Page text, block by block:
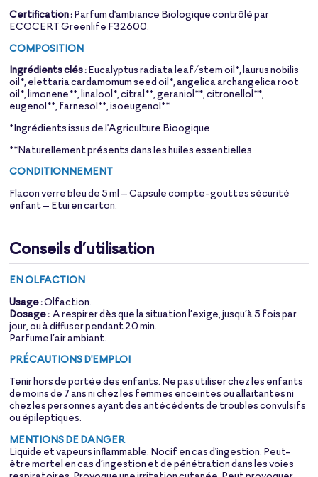
Certification :Parfum d'ambiance Biologique contrôlé par
ECOCERT Greenlife F32600.
COMPOSITION
Ingrédients clés :Eucalyptus radiata leaf/stem oil*, laurus nobilis
oil*, elettaria cardamomum seed oil*, angelica archangelica root
oil*, limonene**, linalool*, citral**, geraniol**, citronellol**,
eugenol**, farnesol**, isoeugenol**
*Ingrédients issus de l'Agriculture Bioogique
**Naturellement présents dans les huiles essentielles
CONDITIONNEMENT
Flacon verre bleu de 5 ml – Capsule compte-gouttes sécurité
enfant – Etui en carton.
Conseils d’utilisation
EN OLFACTION
Usage :Olfaction.
Dosage :A respirer dès que la situation l’exige, jusqu’à 5 fois par
jour, ou à diffuser pendant 20 min.
Parfume l’air ambiant.
PRÉCAUTIONS D'EMPLOI
Tenir hors de portée des enfants. Ne pas utiliser chez les enfants
de moins de 7 ans ni chez les femmes enceintes ou allaitantes ni
chez les personnes ayant des antécédents de troubles convulsifs
ou épileptiques.
MENTIONS DE DANGER
Liquide et vapeurs inflammable. Nocif en cas d'ingestion. Peut-
être mortel en cas d’ingestion et de pénétration dans les voies